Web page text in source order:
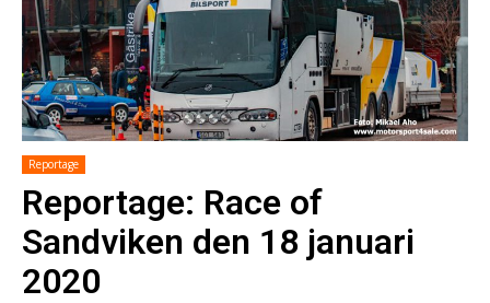
Reportage
Reportage: Race of
Sandviken den 18 januari
2020